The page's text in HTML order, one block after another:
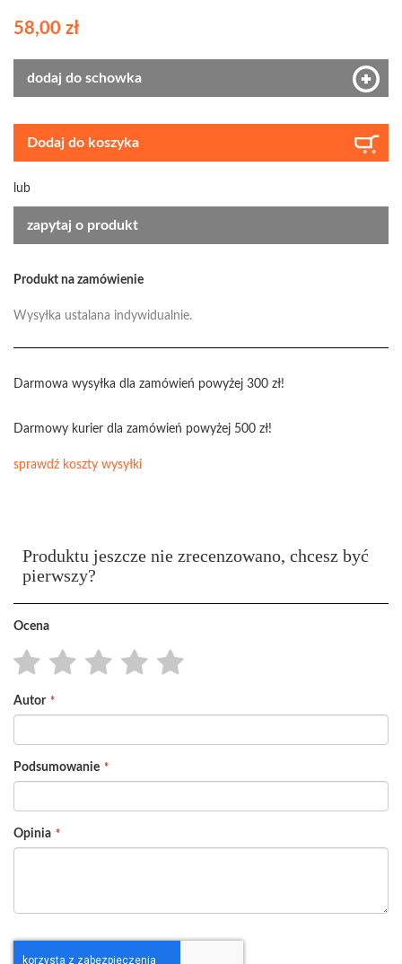
58,00 zł
dodaj do schowka
Dodaj do koszyka
lub
zapytaj o produkt
Produkt na zamówienie
Wysyłka ustalana indywidualnie.
Darmowa wysyłka dla zamówień powyżej 300 zł!
Darmowy kurier dla zamówień powyżej 500 zł!
sprawdź koszty wysyłki
Produktu jeszcze nie zrecenzowano, chcesz być
pierwszy?
Ocena
star
stars
stars
stars
stars
Autor
Podsumowanie
Opinia